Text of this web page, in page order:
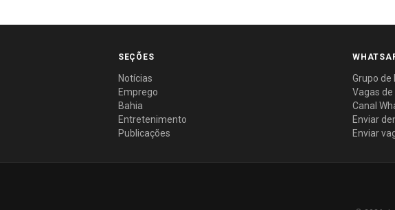
SEÇÕES
Notícias
Emprego
Bahia
Entretenimento
Publicações
Grupo de
Vagas
Canal
Enviar
Enviar